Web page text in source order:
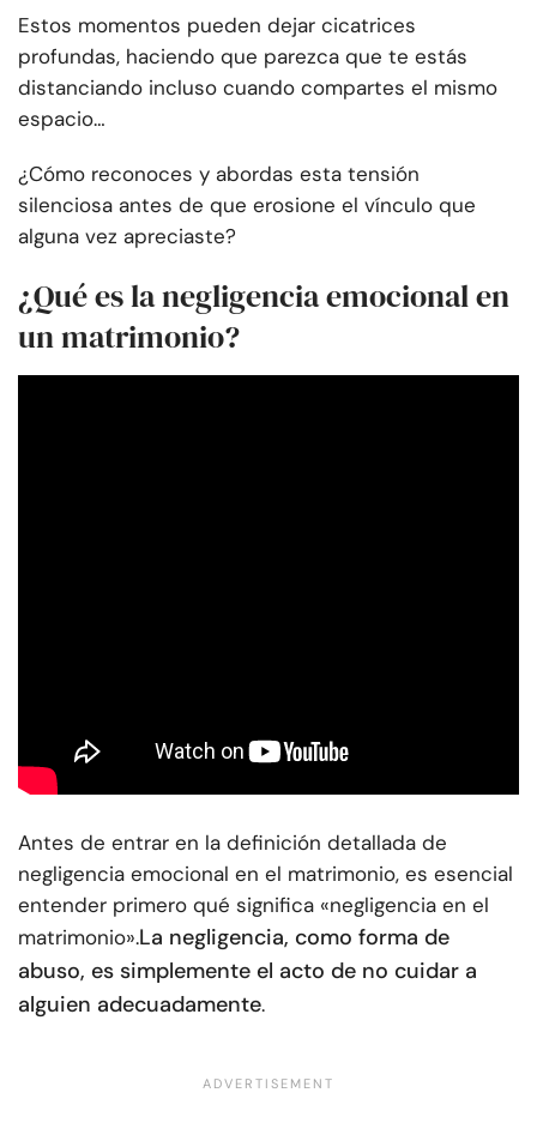
Estos momentos pueden dejar cicatrices
profundas, haciendo que parezca que te estás
distanciando incluso cuando compartes el mismo
espacio…
¿Cómo reconoces y abordas esta tensión
silenciosa antes de que erosione el vínculo que
alguna vez apreciaste?
¿Qué es la negligencia emocional en
un matrimonio?
Antes de entrar en la definición detallada de
negligencia emocional en el matrimonio, es esencial
entender primero qué significa «negligencia en el
matrimonio».La negligencia, como forma de
abuso, es simplemente el acto de no cuidar a
alguien adecuadamente.